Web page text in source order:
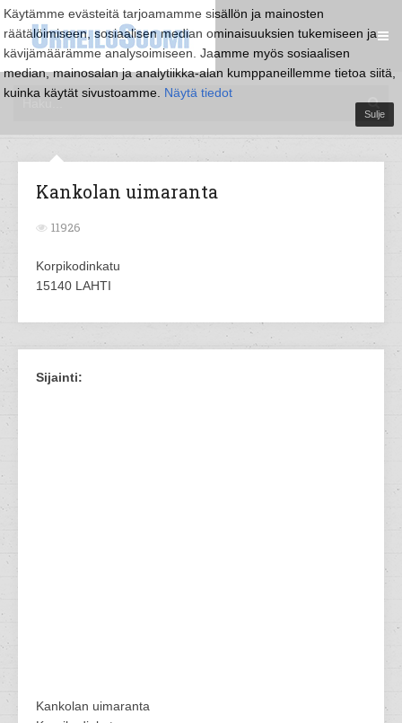
Käytämme evästeitä tarjoamamme sisällön ja mainosten
räätälöimiseen, sosiaalisen median ominaisuuksien tukemiseen ja
kävijämäärämme analysoimiseen. Jaamme myös sosiaalisen
median, mainosalan ja analytiikka-alan kumppaneillemme tietoa siitä,
kuinka käytät sivustoamme. Näytä tiedot
Sulje
Kankolan uimaranta
11926
Korpikodinkatu
15140 LAHTI
Sijainti:
Kankolan uimaranta